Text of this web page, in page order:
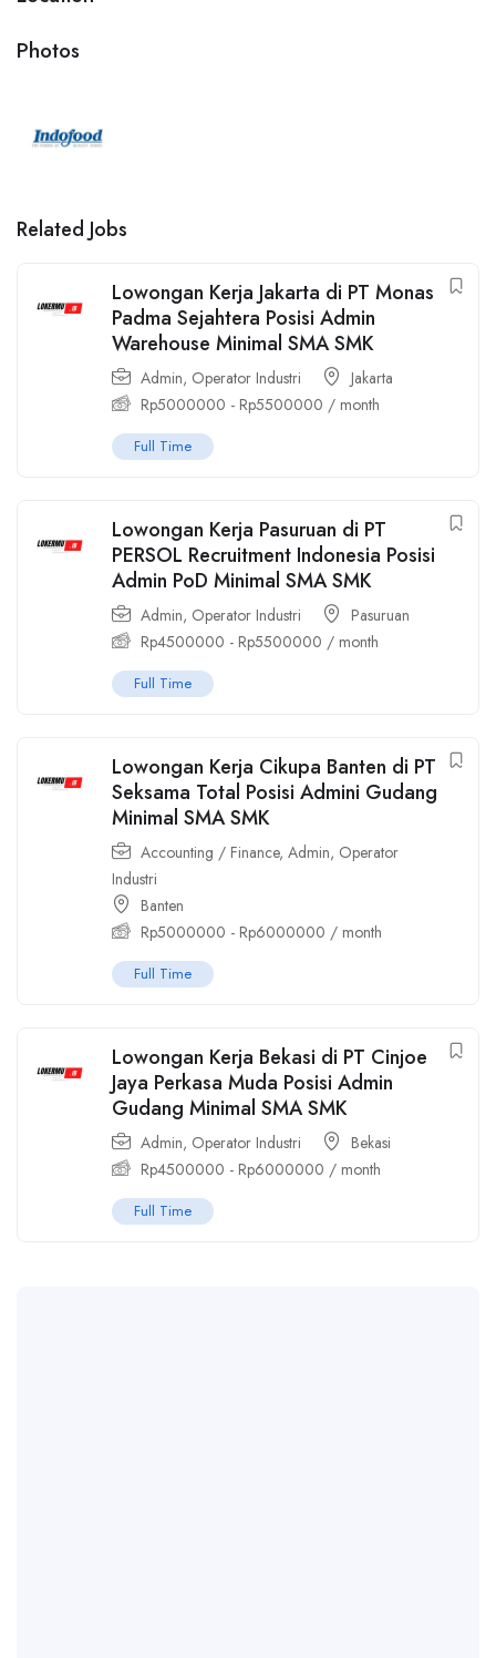
Photos
Related Jobs
Lowongan Kerja Jakarta di PT Monas
Padma Sejahtera Posisi Admin
Warehouse Minimal SMA SMK
Admin, Operator Industri
Jakarta
Rp5000000 - Rp5500000 / month
Full Time
Lowongan Kerja Pasuruan di PT
PERSOL Recruitment Indonesia Posisi
Admin PoD Minimal SMA SMK
Admin, Operator Industri
Pasuruan
Rp4500000 - Rp5500000 / month
Full Time
Lowongan Kerja Cikupa Banten di PT
Seksama Total Posisi Admini Gudang
Minimal SMA SMK
Accounting / Finance, Admin, Operator
Industri
Banten
Rp5000000 - Rp6000000 / month
Full Time
Lowongan Kerja Bekasi di PT Cinjoe
Jaya Perkasa Muda Posisi Admin
Gudang Minimal SMA SMK
Admin, Operator Industri
Bekasi
Rp4500000 - Rp6000000 / month
Full Time